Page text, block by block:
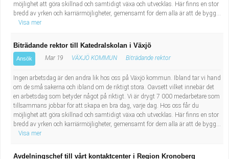
möjlighet att göra skillnad och samtidigt växa och utvecklas. Här finns en stor
bredd av yrken och karriärmöjligheter, gemensamt för dem alla är att de bygg...
Visa mer
Biträdande rektor till Katedralskolan i Växjö
Ansök Mar 19 VÄXJÖ KOMMUN Biträdande rektor
Ingen arbetsdag är den andra lik hos oss på Växjö kommun. Ibland tar vi hand
om de små sakerna och ibland om de riktigt stora. Oavsett vilket innebär det
en arbetsdag som betyder något på riktigt. Vi är drygt 7 000 medarbetare som
tillsammans jobbar för att skapa en bra dag, varje dag. Hos oss får du
möjlighet att göra skillnad och samtidigt växa och utvecklas. Här finns en stor
bredd av yrken och karriärmöjligheter, gemensamt för dem alla är att de bygg...
Visa mer
Avdelningschef till vårt kontaktcenter i Region Kronoberg